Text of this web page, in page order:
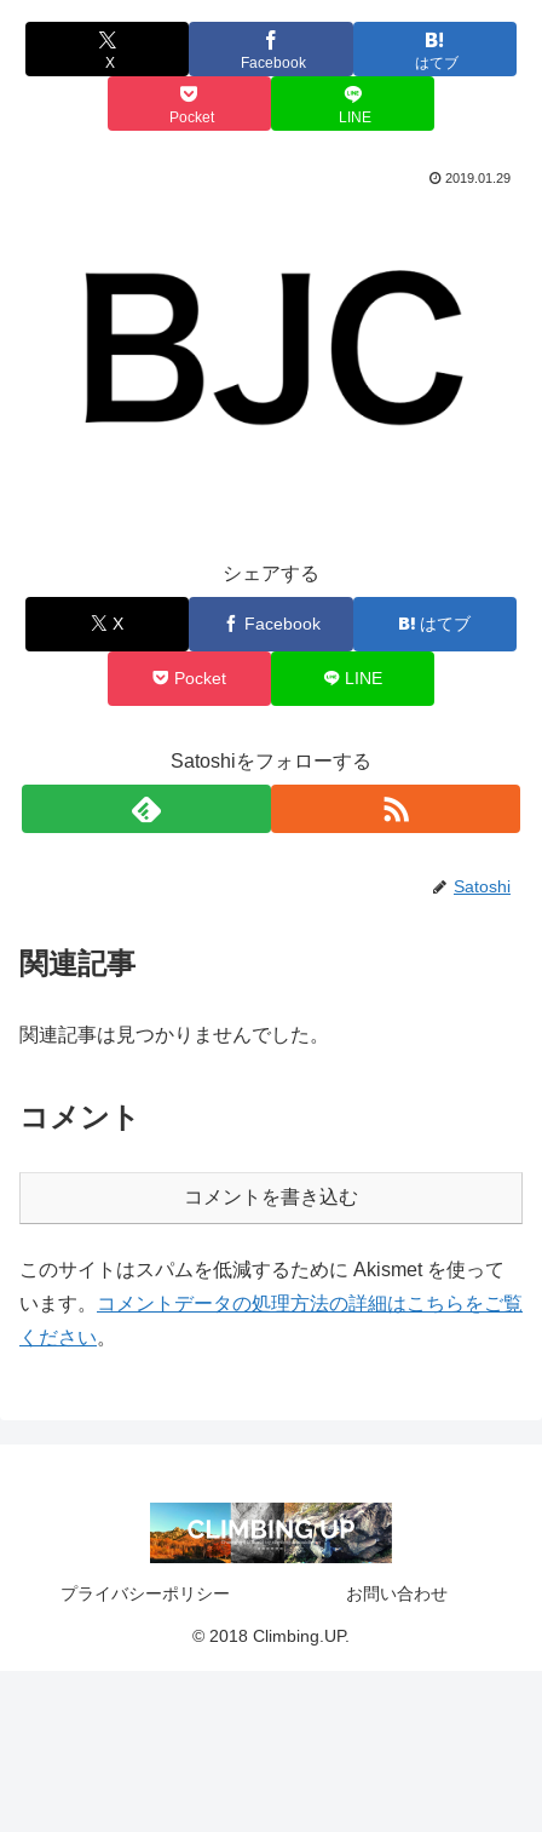
X Facebook はてブ
Pocket LINE
2019.01.29
シェアする
X Facebook はてブ
Pocket LINE
Satoshiをフォローする
Satoshi
関連記事
関連記事は見つかりませんでした。
コメント
コメントを書き込む
このサイトはスパムを低減するために Akismet を使って
います。
コメントデータの処理方法の詳細はこちらをご覧
ください。
プライバシーポリシー お問い合わせ
© 2018 Climbing.UP.